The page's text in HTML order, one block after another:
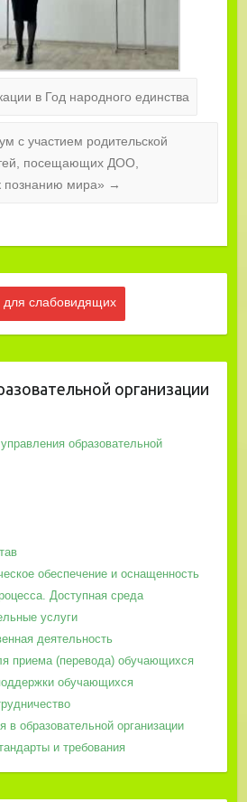
в Год народного единства
с участием родительской
посещающих ДОО,
познанию мира» →
для слабовидящих
организации
образовательной
обеспечение и оснащенность
Доступная среда
услуги
деятельность
приема (перевода) обучающихся
обучающихся
в образовательной организации
и требования